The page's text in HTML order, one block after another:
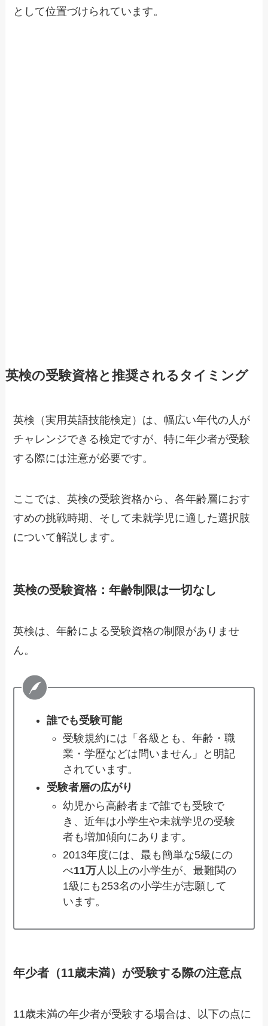
として位置づけられています。
英検の受験資格と推奨されるタイミング
英検（実用英語技能検定）は、幅広い年代の人が
チャレンジできる検定ですが、特に年少者が受験
する際には注意が必要です。
ここでは、英検の受験資格から、各年齢層におす
すめの挑戦時期、そして未就学児に適した選択肢
について解説します。
英検の受験資格：年齢制限は一切なし
英検は、年齢による受験資格の制限がありませ
ん。
誰でも受験可能
受験規約には「各級とも、年齢・職
業・学歴などは問いません」と明記
されています。
受験者層の広がり
幼児から高齢者まで誰でも受験で
き、近年は小学生や未就学児の受験
者も増加傾向にあります。
2013年度には、最も簡単な5級にの
べ11万人以上の小学生が、最難関の
1級にも253名の小学生が志願して
います。
年少者（11歳未満）が受験する際の注意点
11歳未満の年少者が受験する場合は、以下の点に